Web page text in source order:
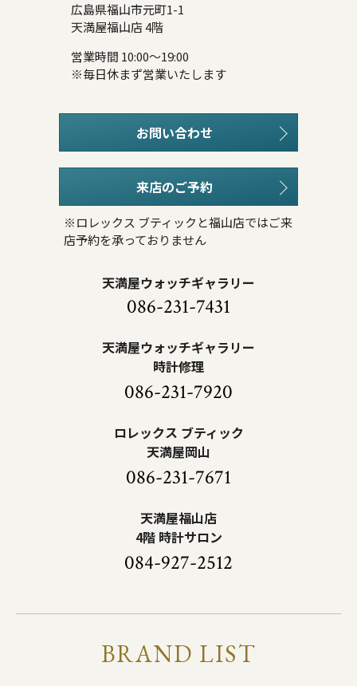
広島県福山市元町1-1
天満屋福山店 4階
営業時間 10:00～19:00
※毎日休まず営業いたします
お問い合わせ
来店のご予約
※ロレックス ブティックと福山店ではご来
店予約を承っておりません
天満屋ウォッチギャラリー
086-231-7431
天満屋ウォッチギャラリー
時計修理
086-231-7920
ロレックス ブティック
天満屋岡山
086-231-7671
天満屋福山店
4階 時計サロン
084-927-2512
BRAND LIST